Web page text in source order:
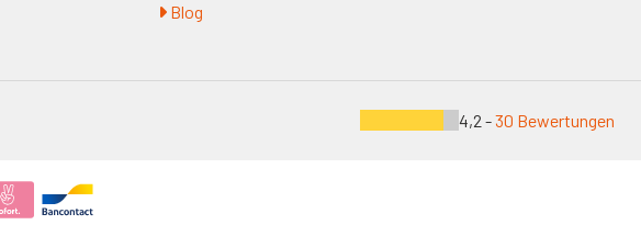
Blog
4,2 -30 Bewertungen